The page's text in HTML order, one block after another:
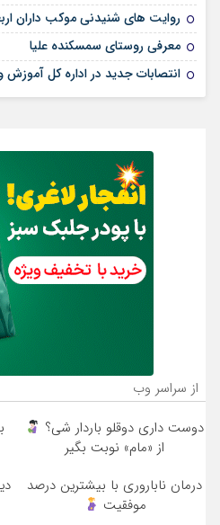
روایت های شنیدنی موکب داران
معرفی روستای سمسکنده علیا
انتصابات جدید در اداره کل آموزش
از سراسر وب
دوست داری دوقلو باردار شی؟
از «مام» نوبت بگیر
درمان ناباروری با بیشترین درصد
موفقیت